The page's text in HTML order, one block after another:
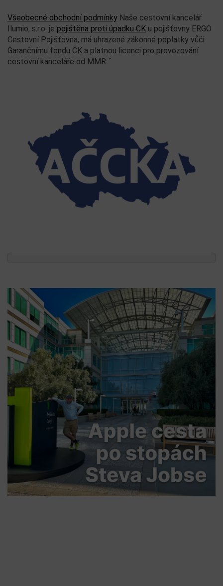
Všeobecné obchodní podmínky Naše cestovní kancelář
Ilumio, s.r.o. je pojištěna proti úpadku CK u pojišťovny ERGO
Cestovní Pojišťovna, má uhrazené zákonné poplatky vůči
Garančnímu fondu CK a platnou licenci pro provozování
cestovní kanceláře od MMR ˇ